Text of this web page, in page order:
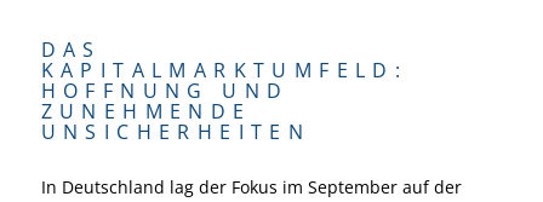
DAS
KAPITALMARKTUMFELD:
HOFFNUNG UND
ZUNEHMENDE
UNSICHERHEITEN
In Deutschland lag der Fokus im September auf der